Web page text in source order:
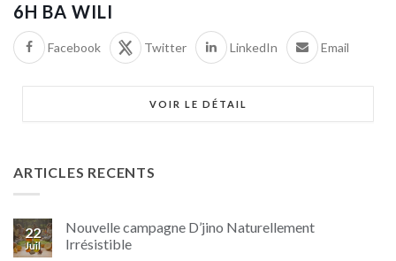
6H BA WILI
Facebook Twitter LinkedIn Email
VOIR LE DÉTAIL
ARTICLES RECENTS
22
Juil
Nouvelle campagne D’jino Naturellement
Irrésistible